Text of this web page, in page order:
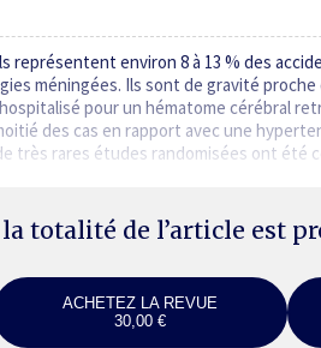
représentent environ 8 à 13 % des
méningées. Ils sont de gravité
pour un hématome cérébral
des cas en rapport avec une
très rares études randomisées ont été
la totalité de l’article est
ACHETEZ LA REVUE
30,00 €